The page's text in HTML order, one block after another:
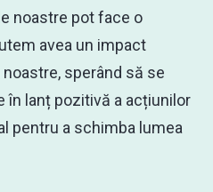
noastre pot face o
avea un impact
sperând să se
lanț pozitivă a acțiunilor
pentru a schimba lumea